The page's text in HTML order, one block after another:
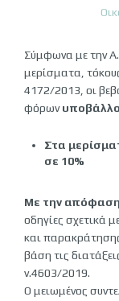
Σύμφωνα με την
μερίσματα,
4172/2013, οι
φόρων
Στα
σε 10%
Με την
οδηγίες σχετικά
και
βάση τις
ν.4603/2019.
Ο μειωμένος